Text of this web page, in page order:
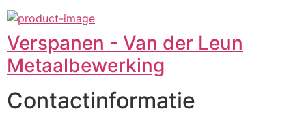
Verspanen - Van der Leun
Metaalbewerking
Contactinformatie